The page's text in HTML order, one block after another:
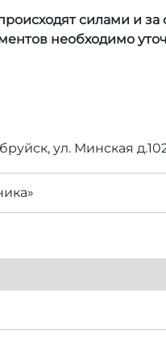
силами и за
необходимо
ул. Минская